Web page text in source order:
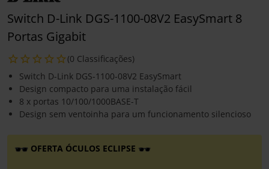
Switch D-Link DGS-1100-08V2 EasySmart 8
Portas Gigabit
(0 Classificações)
Switch D-Link DGS-1100-08V2 EasySmart
Design compacto para uma instalação fácil
8 x portas 10/100/1000BASE-T
Design sem ventoinha para um funcionamento silencioso
OFERTA ÓCULOS ECLIPSE